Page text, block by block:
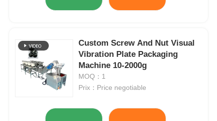
Custom Screw And Nut Visual
Vibration Plate Packaging
Machine 10-2000g
MOQ：1
Prix：Price negotiable